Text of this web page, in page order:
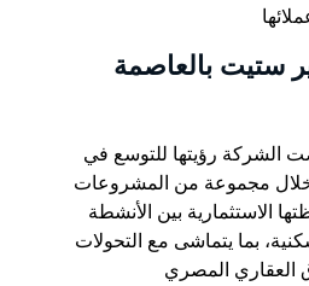
ستيت بالعاصمة
الشركة رؤيتها للتوسع في
خلال مجموعة من المشروعات
الاستثمارية بين الأنشطة
بما يتماشى مع التحولات